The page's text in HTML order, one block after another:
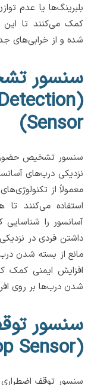
بلبرینگ‌ها یا عدم
کمک می‌کنند تا این
شده و از خرابی‌های
سنسور
Sensor)
سنسور تشخیص حضور
نزدیکی درب‌های
معمولاً از
استفاده می‌کنند
آسانسور را شناسایی
داشتن فردی در
مانع از بسته شدن
افزایش ایمنی کمک
شدن درب‌ها بر روی
سنسور
(Emergency Stop Sensor)
سنسور توقف